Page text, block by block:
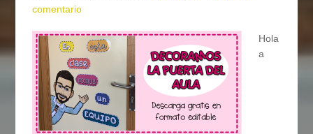
comentario
Hola
a